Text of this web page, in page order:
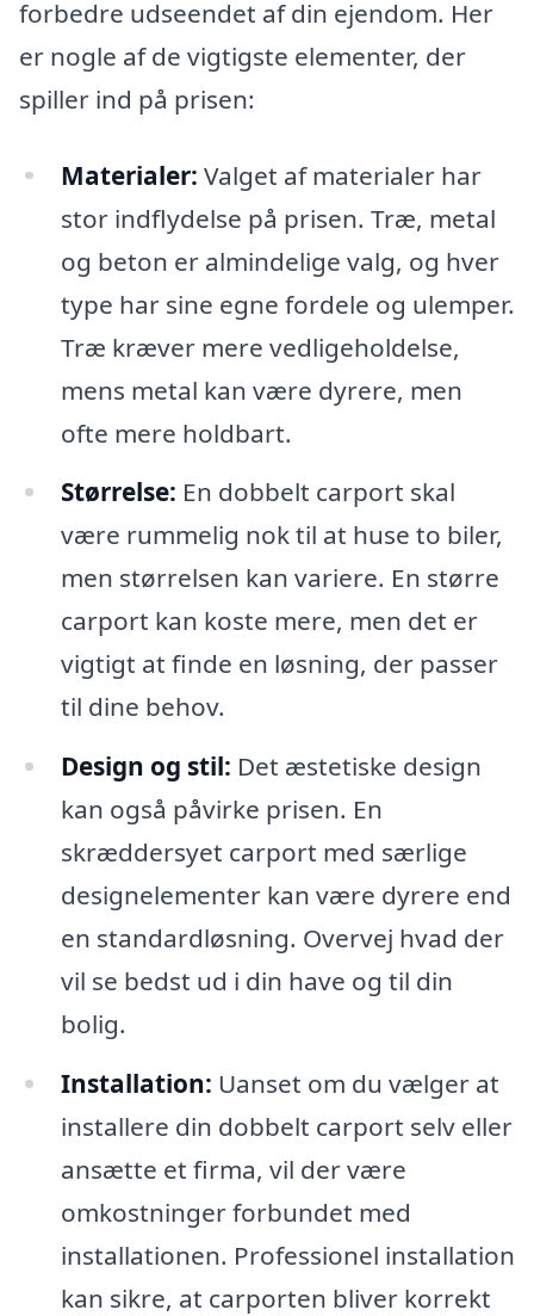
forbedre udseendet af din ejendom. Her
er nogle af de vigtigste elementer, der
spiller ind på prisen:
Materialer: Valget af materialer har
stor indflydelse på prisen. Træ, metal
og beton er almindelige valg, og hver
type har sine egne fordele og ulemper.
Træ kræver mere vedligeholdelse,
mens metal kan være dyrere, men
ofte mere holdbart.
Størrelse: En dobbelt carport skal
være rummelig nok til at huse to biler,
men størrelsen kan variere. En større
carport kan koste mere, men det er
vigtigt at finde en løsning, der passer
til dine behov.
Design og stil: Det æstetiske design
kan også påvirke prisen. En
skræddersyet carport med særlige
designelementer kan være dyrere end
en standardløsning. Overvej hvad der
vil se bedst ud i din have og til din
bolig.
Installation: Uanset om du vælger at
installere din dobbelt carport selv eller
ansætte et firma, vil der være
omkostninger forbundet med
installationen. Professionel installation
kan sikre, at carporten bliver korrekt